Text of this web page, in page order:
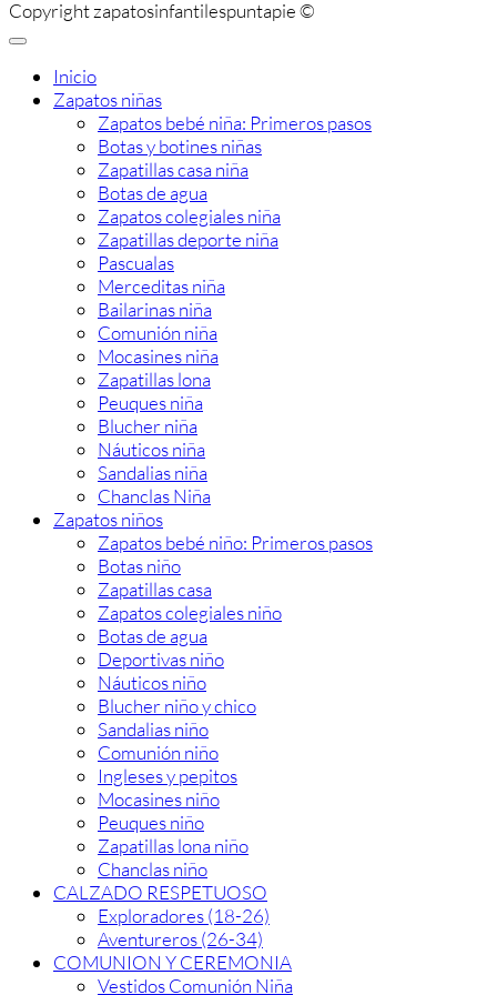
Copyright zapatosinfantilespuntapie ©
Inicio
Zapatos niñas
Zapatos bebé niña: Primeros pasos
Botas y botines niñas
Zapatillas casa niña
Botas de agua
Zapatos colegiales niña
Zapatillas deporte niña
Pascualas
Merceditas niña
Bailarinas niña
Comunión niña
Mocasines niña
Zapatillas lona
Peuques niña
Blucher niña
Náuticos niña
Sandalias niña
Chanclas Niña
Zapatos niños
Zapatos bebé niño: Primeros pasos
Botas niño
Zapatillas casa
Zapatos colegiales niño
Botas de agua
Deportivas niño
Náuticos niño
Blucher niño y chico
Sandalias niño
Comunión niño
Ingleses y pepitos
Mocasines niño
Peuques niño
Zapatillas lona niño
Chanclas niño
CALZADO RESPETUOSO
Exploradores (18-26)
Aventureros (26-34)
COMUNION Y CEREMONIA
Vestidos Comunión Niña